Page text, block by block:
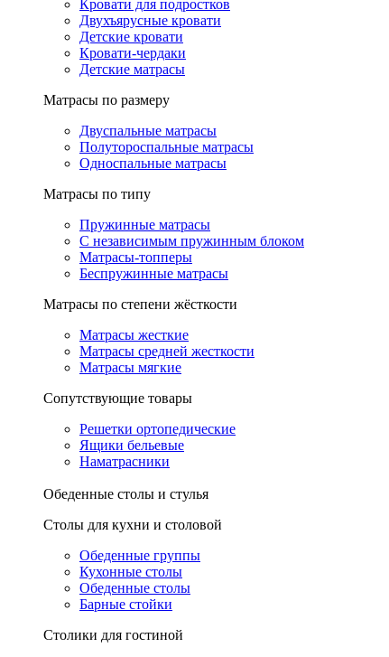
Кровати для подростков
Двухъярусные кровати
Детские кровати
Кровати-чердаки
Детские матрасы
Матрасы по размеру
Двуспальные матрасы
Полутороспальные матрасы
Односпальные матрасы
Матрасы по типу
Пружинные матрасы
С независимым пружинным блоком
Матрасы-топперы
Беспружинные матрасы
Матрасы по степени жёсткости
Матрасы жесткие
Матрасы средней жесткости
Матрасы мягкие
Сопутствующие товары
Решетки ортопедические
Ящики бельевые
Наматрасники
Обеденные столы и стулья
Столы для кухни и столовой
Обеденные группы
Кухонные столы
Обеденные столы
Барные стойки
Столики для гостиной